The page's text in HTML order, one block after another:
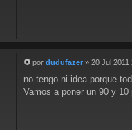
e
n
por dudufazer » 20 Jul 2011
no tengo ni idea porque
Vamos a poner un 90 y